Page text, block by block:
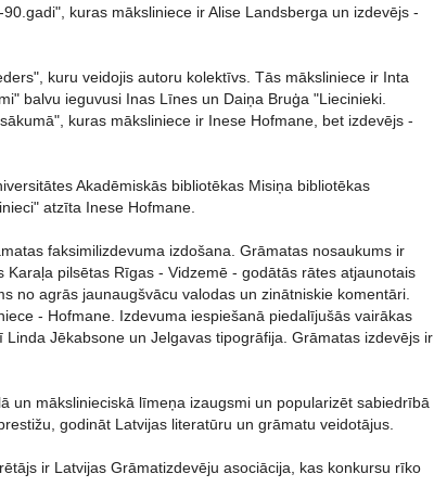
kuras māksliniece ir Alise Landsberga un izdevējs -
kuru veidojis autoru kolektīvs. Tās māksliniece ir Inta
balvu ieguvusi Inas Līnes un Daiņa Bruģa "Liecinieki.
kuras māksliniece ir Inese Hofmane, bet izdevējs -
Akadēmiskās bibliotēkas Misiņa bibliotēkas
atzīta Inese Hofmane.
faksimilizdevuma izdošana. Grāmatas nosaukums ir
pilsētas Rīgas - Vidzemē - godātās rātes atjaunotais
no agrās jaunaugšvācu valodas un zinātniskie komentāri.
- Hofmane. Izdevuma iespiešanā piedalījušās vairākas
Jēkabsone un Jelgavas tipogrāfija. Grāmatas izdevējs ir
un mākslinieciskā līmeņa izaugsmi un popularizēt sabiedrībā
godināt Latvijas literatūru un grāmatu veidotājus.
ir Latvijas Grāmatizdevēju asociācija, kas konkursu rīko